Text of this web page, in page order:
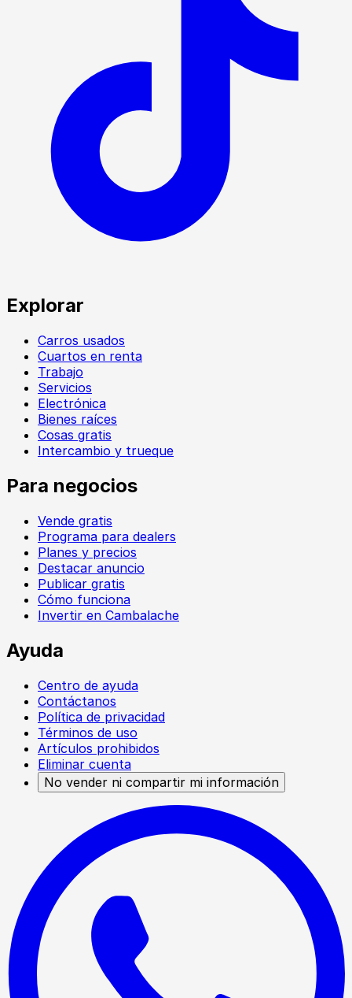
Explorar
Carros usados
Cuartos en renta
Trabajo
Servicios
Electrónica
Bienes raíces
Cosas gratis
Intercambio y trueque
Para negocios
Vende gratis
Programa para dealers
Planes y precios
Destacar anuncio
Publicar gratis
Cómo funciona
Invertir en Cambalache
Ayuda
Centro de ayuda
Contáctanos
Política de privacidad
Términos de uso
Artículos prohibidos
Eliminar cuenta
No vender ni compartir mi información